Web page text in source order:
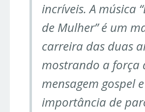
incríveis. A música
de Mulher” é um
carreira das duas
mostrando a força
mensagem gospel
importância de